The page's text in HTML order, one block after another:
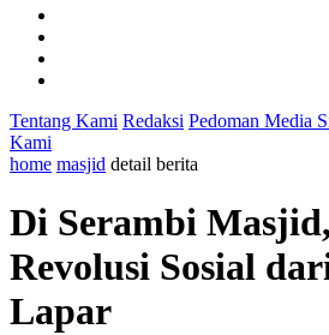
Tentang Kami Redaksi Pedoman Media
Kami
home masjid detail berita
Di Serambi
Revolusi Sosial
Lapar